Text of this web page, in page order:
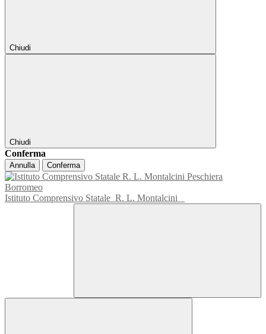
Chiudi
Chiudi
Conferma
Annulla Conferma
Istituto Comprensivo Statale R. L. Montalcini